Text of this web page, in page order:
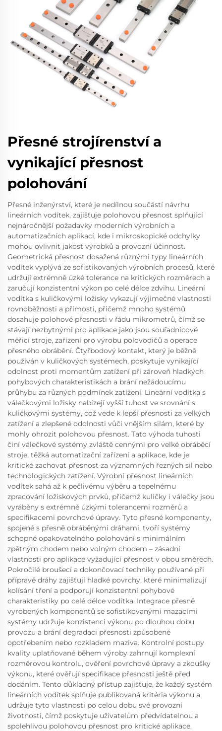
Přesné strojírenství a
vynikající přesnost
polohování
Přesné inženýrství, které je nedílnou součástí návrhu
lineárních vodítek, zajišťuje polohovou přesnost splňující
nejnáročnější požadavky moderních výrobních a
automatizačních aplikací, kde i mikroskopické odchylky
mohou ovlivnit jakost výrobků a provozní účinnost.
Geometrická přesnost dosažená různými typy lineárních
vodítek vyplývá ze sofistikovaných výrobních procesů, které
udržují extrémně úzké tolerance na kritických rozměrech a
zaručují konzistentní výkon po celé délce zdvihu. Lineární
vodítka s kuličkovými ložisky vykazují výjimečné vlastnosti
rovnoběžnosti a přímosti, přičemž mnoho systémů
dosahuje polohové přesnosti v řádu mikrometrů, čímž se
stávají nezbytnými pro aplikace jako jsou souřadnicové
měřicí stroje, zařízení pro výrobu polovodičů a operace
přesného obrábění. Čtyřbodový kontakt, který je běžně
používán v kuličkových systémech, poskytuje vynikající
odolnost proti momentům zatížení při zároveň hladkých
pohybových charakteristikách a brání nežádoucímu
průhybu za různých podmínek zatížení. Lineární vodítka s
válečkovými ložisky nabízejí vyšší tuhost ve srovnání s
kuličkovými systémy, což vede k lepší přesnosti za velkých
zatížení a zlepšené odolnosti vůči vnějším silám, které by
mohly ohrozit polohovou přesnost. Tato výhoda tuhosti
činí válečkové systémy zvláště cennými pro velké obráběcí
stroje, těžká automatizační zařízení a aplikace, kde je
kritické zachovat přesnost za významných řezných sil nebo
technologických zatížení. Výrobní přesnost lineárních
vodítek sahá až k pečlivému výběru a tepelnému
zpracování ložiskových prvků, přičemž kuličky i válečky jsou
vyráběny s extrémně úzkými tolerancemi rozměrů a
specifikacemi povrchové úpravy. Tyto přesné komponenty,
spojené s přesně obráběnými dráhami, tvoří systémy
schopné opakovatelného polohování s minimálním
zpětným chodem nebo volným chodem – zásadní
vlastnosti pro aplikace vyžadující přesnost v obou směrech.
Pokročilé broušecí a dokončovací techniky používané při
přípravě dráhy zajišťují hladké povrchy, které minimalizují
kolísání tření a podporují konzistentní pohybové
charakteristiky po celé délce vodítka. Integrace přesně
vyrobených komponentů se sofistikovanými mazacími
systémy udržuje konzistenci výkonu po dlouhou dobu
provozu a brání degradaci přesnosti způsobené
opotřebením nebo rozkladem maziva. Kontrolní postupy
kvality uplatňované během výroby zahrnují komplexní
rozměrovou kontrolu, ověření povrchové úpravy a zkoušky
výkonu, které ověřují specifikace přesnosti ještě před
dodáním. Tento důkladný přístup zajišťuje, že každý systém
lineárních vodítek splňuje publikovaná kritéria výkonu a
udržuje tyto vlastnosti po celou dobu své provozní
životnosti, čímž poskytuje uživatelům předvídatelnou a
spolehlivou polohovou přesnost pro kritické aplikace.